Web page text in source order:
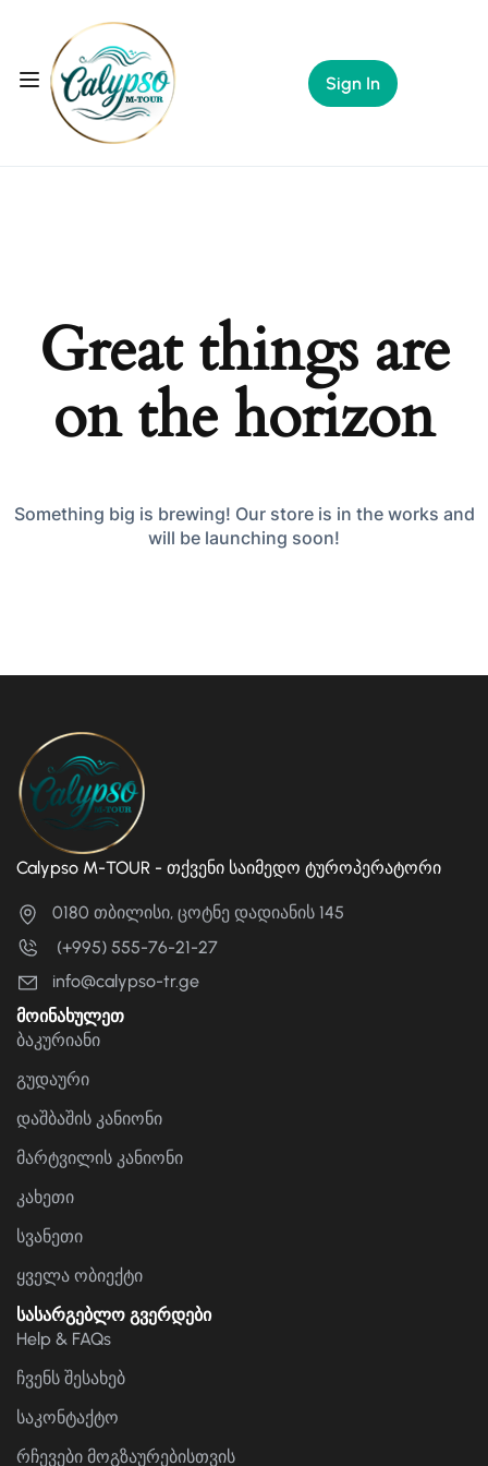
Sign In
Great things are
on the horizon
Something big is brewing! Our store is in the works and
will be launching soon!
Calypso M-TOUR - თქვენი საიმედო ტუროპერატორი
0180 თბილისი, ცოტნე დადიანის 145
(+995) 555-76-21-27
info@calypso-tr.ge
მოინახულეთ
ბაკურიანი
გუდაური
დაშბაშის კანიონი
მარტვილის კანიონი
კახეთი
სვანეთი
ყველა ობიექტი
სასარგებლო გვერდები
Help & FAQs
ჩვენს შესახებ
საკონტაქტო
რჩევები მოგზაურებისთვის